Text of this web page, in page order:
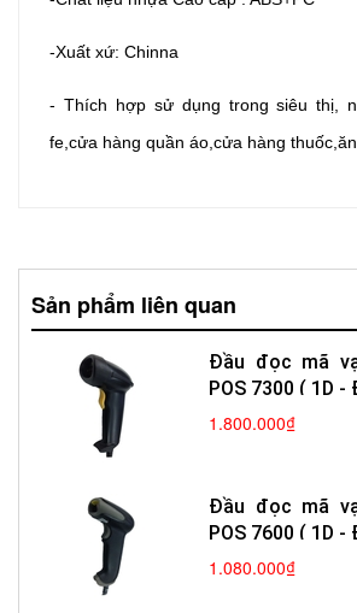
-Xuất xứ: Chinna
- Thích hợp sử dụng trong siêu thị,
fe,cửa hàng quần áo,cửa hàng
Sản phẩm liên quan
Đầu đọc mã
POS 7300 ( 1D
1.800.000₫
Đầu đọc mã
POS 7600 ( 1D
1.080.000₫